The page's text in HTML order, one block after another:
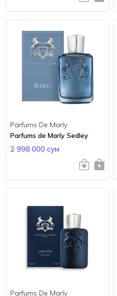
Parfums De Marly
Parfums de Marly Sedley
2 998 000 сум
Parfums De Marly